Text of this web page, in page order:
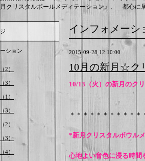
月クリスタルボールメディテーション』、 都心
インフォメーシ
2015-09-28 12:10:00
10月の新月☆ク
10/13（火）の新月のク
＊＊＊＊＊＊＊＊＊＊＊
*新月クリスタルボウル
心地よい音色に浸る時間
ション
2）
3）
1）
3）
2）
3）
4）